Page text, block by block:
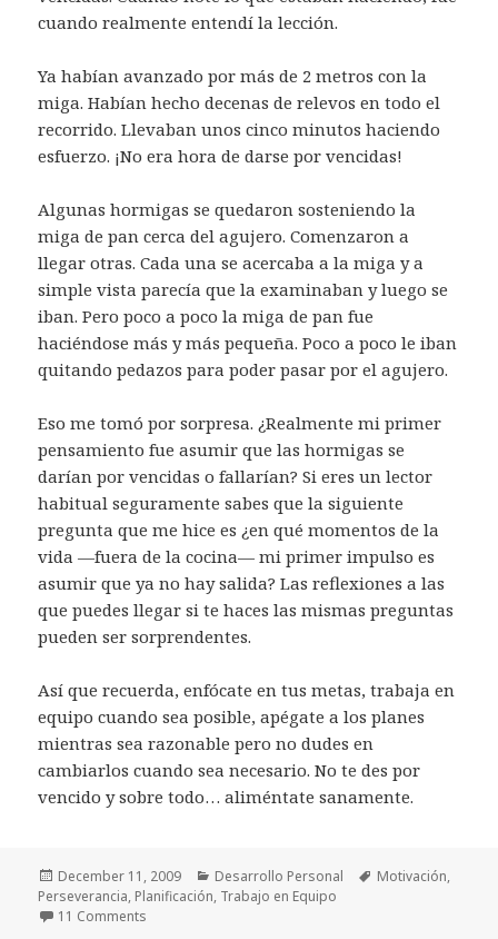
cuando realmente entendí la lección.
Ya habían avanzado por más de 2 metros con la
miga. Habían hecho decenas de relevos en todo el
recorrido. Llevaban unos cinco minutos haciendo
esfuerzo. ¡No era hora de darse por vencidas!
Algunas hormigas se quedaron sosteniendo la
miga de pan cerca del agujero. Comenzaron a
llegar otras. Cada una se acercaba a la miga y a
simple vista parecía que la examinaban y luego se
iban. Pero poco a poco la miga de pan fue
haciéndose más y más pequeña. Poco a poco le iban
quitando pedazos para poder pasar por el agujero.
Eso me tomó por sorpresa. ¿Realmente mi primer
pensamiento fue asumir que las hormigas se
darían por vencidas o fallarían? Si eres un lector
habitual seguramente sabes que la siguiente
pregunta que me hice es ¿en qué momentos de la
vida —fuera de la cocina— mi primer impulso es
asumir que ya no hay salida? Las reflexiones a las
que puedes llegar si te haces las mismas preguntas
pueden ser sorprendentes.
Así que recuerda, enfócate en tus metas, trabaja en
equipo cuando sea posible, apégate a los planes
mientras sea razonable pero no dudes en
cambiarlos cuando sea necesario. No te des por
vencido y sobre todo… aliméntate sanamente.
Posted
on
December 11, 2009 Categories
Desarrollo Personal Tags
Motivación,
Perseverancia, Planificación, Trabajo en Equipo
11 Comments